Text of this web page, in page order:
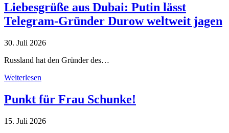
Liebesgrüße aus Dubai: Putin lässt
Telegram-Gründer Durow weltweit jagen
30. Juli 2026
Russland hat den Gründer des…
Weiterlesen
Punkt für Frau Schunke!
15. Juli 2026